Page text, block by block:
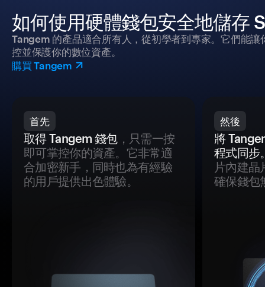
如何使用硬體錢包安全地儲存
Tangem 的產品適合所有人，從初學者到專家。它們能
控並保護你的數位資產。
購買 Tangem
首先
取得 Tangem 錢包，只需一按
即可掌控你的資產。它非常適
合加密新手，同時也為有經驗
的用戶提供出色體驗。
然後
將
程式同步
片內建晶
確保錢包